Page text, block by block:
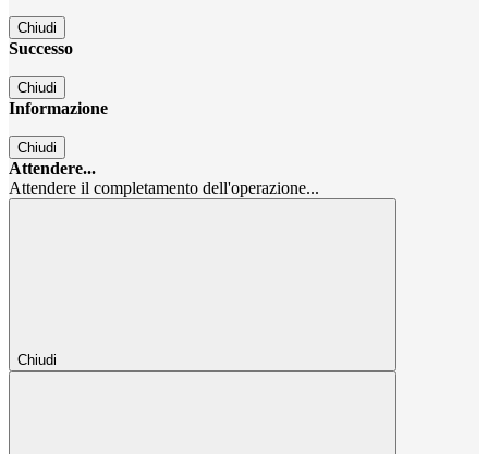
Chiudi
Successo
Chiudi
Informazione
Chiudi
Attendere...
Attendere il completamento dell'operazione...
Chiudi